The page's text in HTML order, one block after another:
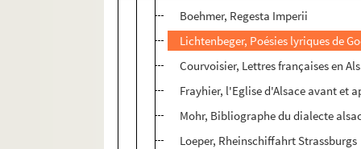
Boehmer, Regesta Imperii
Lichtenbeger, Poésies lyriques de
Courvoisier, Lettres françaises en
Frayhier, l'Eglise d'Alsace avant et
Mohr, Bibliographe du dialecte
Loeper, Rheinschiffahrt Strassburgs